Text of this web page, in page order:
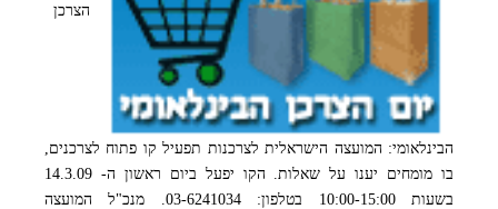
הצרכן
הבינלאומי: המועצה הישראלית לצרכנות תפעיל קו פתוח לצרכנים,
בו מומחים יענו על שאלות. הקו יפעל ביום ראשון ה- 14.3.09
בשעות 10:00-15:00 בטלפון: 03-6241034. מנכ"ל המועצה